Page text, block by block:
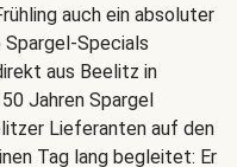
auch ein absoluter
Spargel-Specials
aus Beelitz in
Jahren Spargel
Lieferanten auf den
Tag lang begleitet: Er